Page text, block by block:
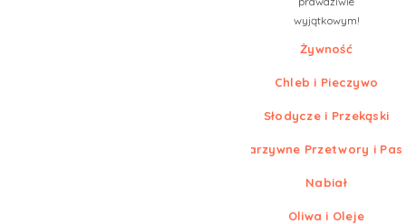
wyjątkowym!
Żywność
Chleb i Pieczywo
Słodycze i Przekąski
Warzywne Przetwory i
Nabiał
Oliwa i Oleje